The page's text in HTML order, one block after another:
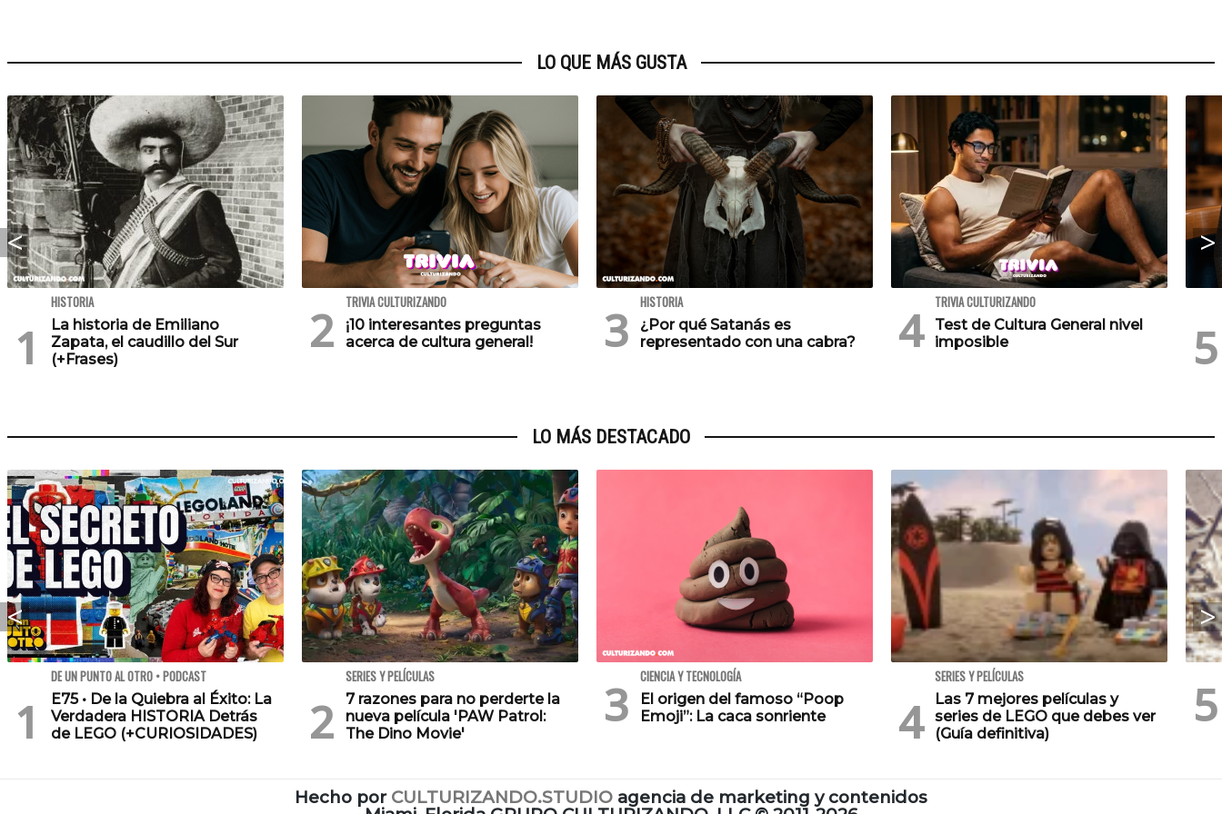
LO QUE MÁS GUSTA
HISTORIA
La historia de Emiliano
Zapata, el caudillo del Sur
(+Frases)
TRIVIA CULTURIZANDO
¡10 interesantes preguntas
acerca de cultura general!
HISTORIA
¿Por qué Satanás es
representado con una cabra?
TRIVIA CULTURIZANDO
Test de Cultura General nivel
imposible
LO MÁS DESTACADO
DE UN PUNTO AL OTRO • PODCAST
E75 • De la Quiebra al Éxito: La
Verdadera HISTORIA Detrás
de LEGO (+CURIOSIDADES)
SERIES Y PELÍCULAS
7 razones para no perderte la
nueva película 'PAW Patrol:
The Dino Movie'
CIENCIA Y TECNOLOGÍA
El origen del famoso “Poop
Emoji”: La caca sonriente
SERIES Y PELÍCULAS
Las 7 mejores películas y
series de LEGO que debes ver
(Guía definitiva)
Hecho por CULTURIZANDO.STUDIO agencia de marketing y contenidos